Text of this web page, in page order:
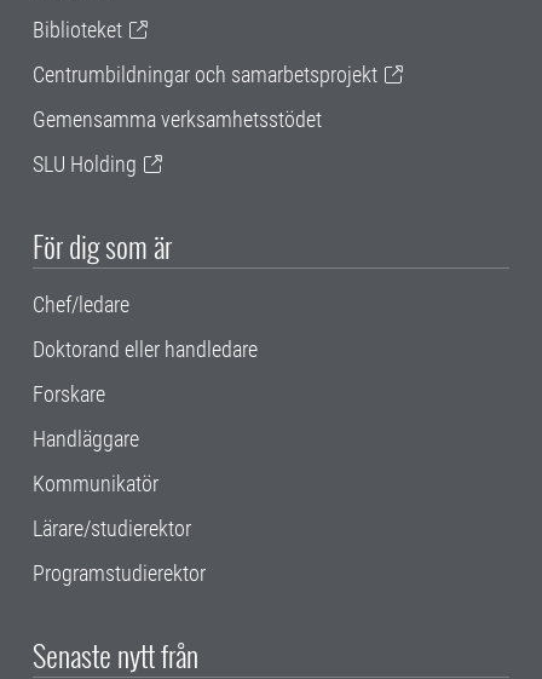
Biblioteket
Centrumbildningar och samarbetsprojekt
Gemensamma verksamhetsstödet
SLU Holding
För dig som är
Chef/ledare
Doktorand eller handledare
Forskare
Handläggare
Kommunikatör
Lärare/studierektor
Programstudierektor
Senaste nytt från